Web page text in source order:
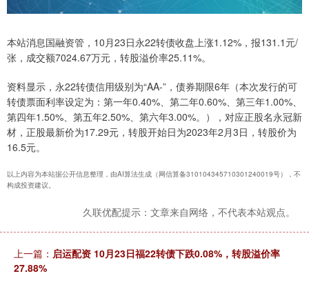
本站消息国融资管，10月23日永22转债收盘上涨1.12%，报131.1元/
张，成交额7024.67万元，转股溢价率25.11%。
资料显示，永22转债信用级别为“AA-”，债券期限6年（本次发行的可
转债票面利率设定为：第一年0.40%、第二年0.60%、第三年1.00%、
第四年1.50%、第五年2.50%、第六年3.00%。），对应正股名永冠新
材，正股最新价为17.29元，转股开始日为2023年2月3日，转股价为
16.5元。
以上内容为本站据公开信息整理，由AI算法生成（网信算备310104345710301240019号），不
构成投资建议。
久联优配提示：文章来自网络，不代表本站观点。
上一篇： 启运配资 10月23日福22转债下跌0.08%，转股溢价率
27.88%